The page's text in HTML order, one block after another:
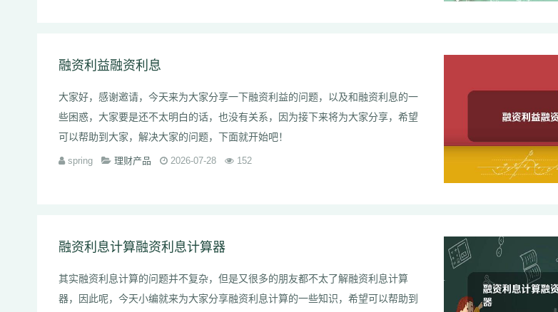
融资利益融资利息
大家好，感谢邀请，今天来为大家分享一下融资利益的问题，以及和融资利息的一
些困惑，大家要是还不太明白的话，也没有关系，因为接下来将为大家分享，希望
可以帮助到大家，解决大家的问题，下面就开始吧！
spring 理财产品 2026-07-28 152
融资利息计算融资利息计算器
其实融资利息计算的问题并不复杂，但是又很多的朋友都不太了解融资利息计算
器，因此呢，今天小编就来为大家分享融资利息计算的一些知识，希望可以帮助到